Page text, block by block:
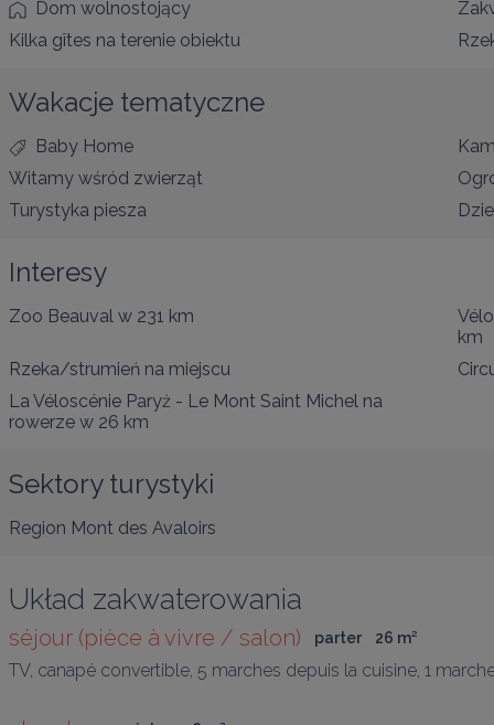
Dom wolnostojący
Kilka gîtes na terenie obiektu
Wakacje tematyczne
Baby Home
Witamy wśród zwierząt
Turystyka piesza
Interesy
Zoo Beauval w 231 km
km
Rzeka/strumień na miejscu
La Véloscénie Paryż - Le Mont Saint Michel na
rowerze w 26 km
Sektory turystyki
Region Mont des Avaloirs
Układ zakwaterowania
séjour (pièce à vivre / salon) parter 26 m²
TV, canapé convertible, 5 marches depuis la cuisine, 1